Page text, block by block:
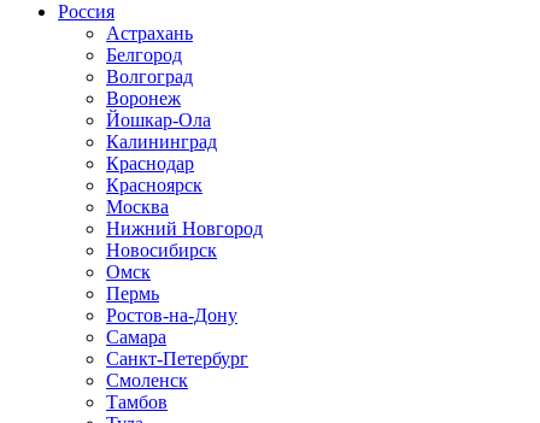
Россия
Астрахань
Белгород
Волгоград
Воронеж
Йошкар-Ола
Калининград
Краснодар
Красноярск
Москва
Нижний Новгород
Новосибирск
Омск
Пермь
Ростов-на-Дону
Самара
Санкт-Петербург
Смоленск
Тамбов